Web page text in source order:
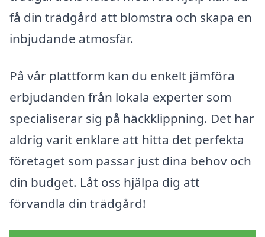
få din trädgård att blomstra och skapa en
inbjudande atmosfär.
På vår plattform kan du enkelt jämföra
erbjudanden från lokala experter som
specialiserar sig på häckklippning. Det har
aldrig varit enklare att hitta det perfekta
företaget som passar just dina behov och
din budget. Låt oss hjälpa dig att
förvandla din trädgård!